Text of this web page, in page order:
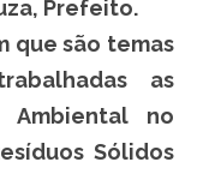
Prefeito.
que são temas
as
Ambiental no
Sólidos